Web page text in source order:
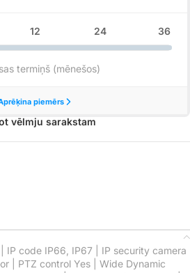
vēlmju sarakstam
IP code IP66, IP67 | IP security camera
| PTZ control Yes | Wide Dynamic